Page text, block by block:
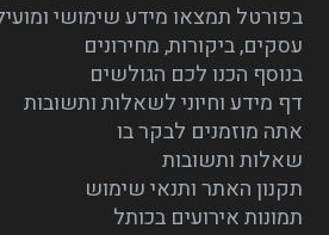
בפורטל תמצאו מידע שימושי ומועיל
עסקים, ביקורות, מחירונים
בנוסף הכנו לכם הגולשים
דף מידע וחיוני לשאלות ותשובות
אתה מוזמנים לבקר בו
שאלות ותשובות
תקנון האתר ותנאי שימוש
תמונות אירועים בכותל